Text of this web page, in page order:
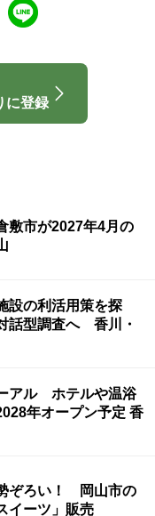
に登録
敷市が2027年4月の
設の利活用策を探
話型調査へ 香川・
アル ホテルや温浴
年オープン予定 香
ぞろい！ 岡山市の
イーツ」販売